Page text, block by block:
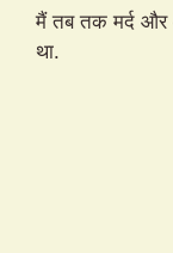
मैं तब तक मर्द और
था.